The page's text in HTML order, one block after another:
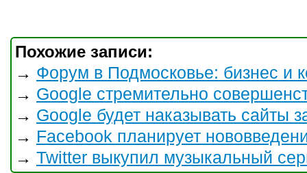
Похожие записи:
→ Форум в Подмосковье: бизнес и
→ Google стремительно
→ Google будет наказывать сайты
→ Facebook планирует
→ Twitter выкупил музыкальный